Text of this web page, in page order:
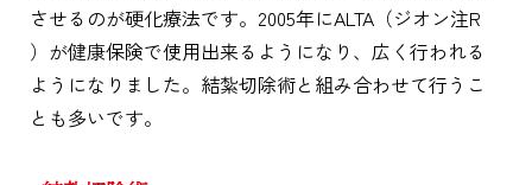
させるのが硬化療法です。2005年にALTA（ジオン注R
）が健康保険で使用出来るようになり、広く行われる
ようになりました。結紮切除術と組み合わせて行うこ
とも多いです。